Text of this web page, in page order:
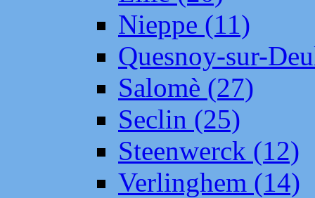
Nieppe (11)
Quesnoy-sur-
Salomè (27)
Seclin (25)
Steenwerck (12)
Verlinghem (14)